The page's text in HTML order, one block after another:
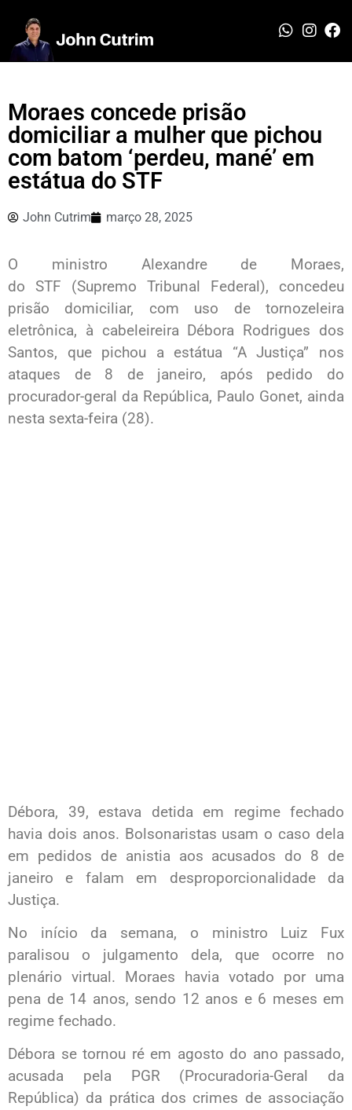
Moraes concede prisão
domiciliar a mulher que pichou
com batom ‘perdeu, mané’ em
estátua do STF
John Cutrim março 28, 2025
O ministro Alexandre de Moraes,
do STF (Supremo Tribunal Federal), concedeu
prisão domiciliar, com uso de tornozeleira
eletrônica, à cabeleireira Débora Rodrigues dos
Santos, que pichou a estátua “A Justiça” nos
ataques de 8 de janeiro, após pedido do
procurador-geral da República, Paulo Gonet, ainda
nesta sexta-feira (28).
Débora, 39, estava detida em regime fechado
havia dois anos. Bolsonaristas usam o caso dela
em pedidos de anistia aos acusados do 8 de
janeiro e falam em desproporcionalidade da
Justiça.
No início da semana, o ministro Luiz Fux
paralisou o julgamento dela, que ocorre no
plenário virtual. Moraes havia votado por uma
pena de 14 anos, sendo 12 anos e 6 meses em
regime fechado.
Débora se tornou ré em agosto do ano passado,
acusada pela PGR (Procuradoria-Geral da
República) da prática dos crimes de associação